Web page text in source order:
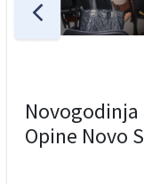
Opine Novo